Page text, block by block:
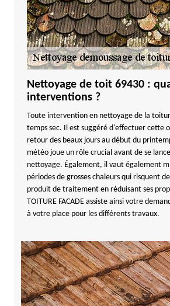
Nettoyage de toit 69430 :
interventions ?
Toute intervention en nettoyage de la
temps sec. Il est suggéré d'effectuer cette
retour des beaux jours au début du
météo joue un rôle crucial avant de se
nettoyage. Également, il vaut également
périodes de grosses chaleurs qui risquent
produit de traitement en réduisant ses
TOITURE FACADE assiste ainsi votre
à votre place pour les différents travaux.